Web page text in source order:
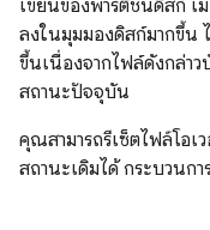
เขียนของพาร์ติชันดิสก์
ลงในมุมมองดิสก์มากขึ้น
ขึ้นเนื่องจากไฟล์ดังกล่า
สถานะปัจจุบัน
คุณสามารถรีเซ็ตไฟล์โอ
สถานะเดิมได้ กระบวนกา